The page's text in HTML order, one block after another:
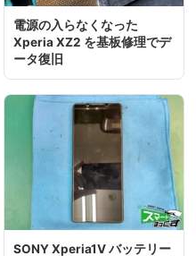
電源の入らなくなった
Xperia XZ2 を基板修理でデ
ータ復旧
SONY Xperia1Ⅴ バッテリー